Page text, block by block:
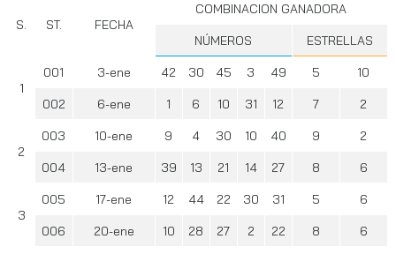
FECHA
COMBINACION GANADORA
NÚMEROS ESTRELLAS
1
001 3-ene 42 30 45 3 49 5 10
002 6-ene 1 6 10 31 12 7 2
2
003 10-ene 9 4 30 10 40 9 2
004 13-ene 39 13 21 14 27 8 6
3
005 17-ene 12 44 22 30 31 5 6
006 20-ene 10 28 27 2 22 8 6